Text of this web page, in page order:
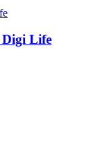
Digi Life